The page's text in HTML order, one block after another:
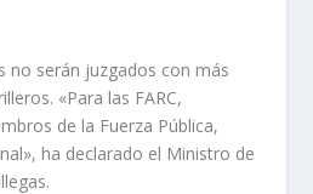
no serán juzgados con más
«Para las FARC,
de la Fuerza Pública,
ha declarado el Ministro de